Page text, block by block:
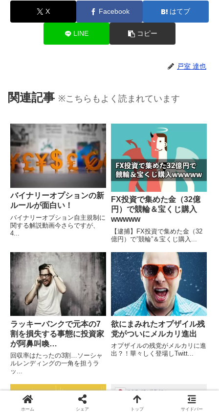
X Facebook はてブ
LINE コピー
戸室 達也
関連記事 ※こちらもよく読まれています
バイナリーオプションの新
ルールが面白い！
バイナリーオプション自主規制に
関する解説動画今さらですが、
4...
FX投資で集めた金（32億
円）で競輪＆宝くじ購入
wwwww
【逮捕】FX投資で集めた金（32
億円）で”競輪”＆宝くじ購入...
ラッキーバンクで元本の7
割を損失する事態に投資家
が阿鼻叫喚…
回収率はたったの3割…ソーシャ
ルレンディングの一角を担うラ
ッ...
欲にまみれたオプザイル残
党がついにメルカリ進出
オプザイルの残党がメルカリに進
出？！華々しく登場しTwitt...
ホーム シェア トップ サイドバー